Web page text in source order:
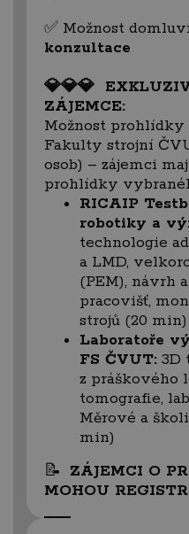
✅ Možnost
konzultace
💎💎💎
ZÁJEMCE:
Možnost
Fakulty strojní
osob) – zájemci
prohlídky
RICAIP
robotiky a
technologie
a LMD,
(PEM), návrh
pracovišť,
strojů (20 min)
Laboratoře
FS ČVUT: 3D
z práškového
tomografie,
Měrové a
min)
📝 ZÁJEMCI O
MOHOU